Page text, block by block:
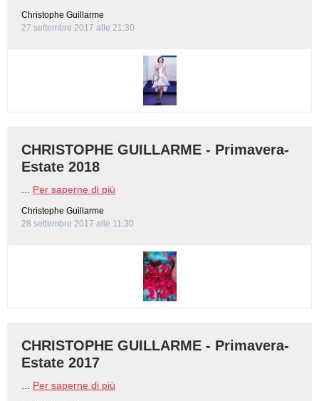
Christophe Guillarme
27 settembre 2017 alle 21:30
CHRISTOPHE GUILLARME - Primavera-
Estate 2018
Per saperne di più
Christophe Guillarme
28 settembre 2017 alle 11:30
CHRISTOPHE GUILLARME - Primavera-
Estate 2017
Per saperne di più